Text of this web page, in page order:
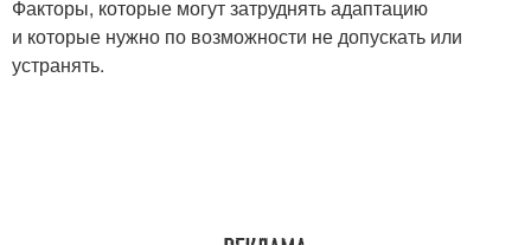
Факторы, которые могут затруднять адаптацию
и которые нужно по возможности не допускать или
устранять.